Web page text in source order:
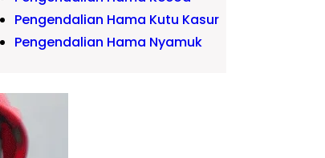
Pengendalian Hama Kutu Kasur
Pengendalian Hama Nyamuk